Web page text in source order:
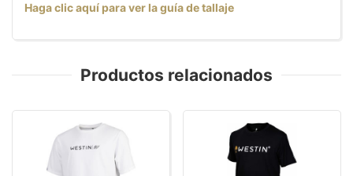
Haga clic aquí para ver la guía de tallaje
Productos relacionados